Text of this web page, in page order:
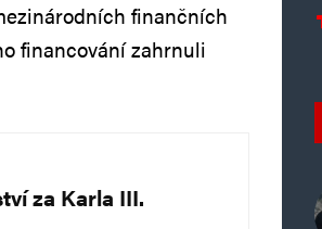
finančních
financování zahrnuli
za Karla III.